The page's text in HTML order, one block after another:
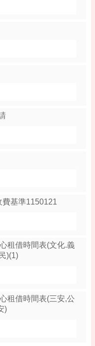
基準1150121
租借時間表(文化.義
)(1)
租借時間表(三安,公
)